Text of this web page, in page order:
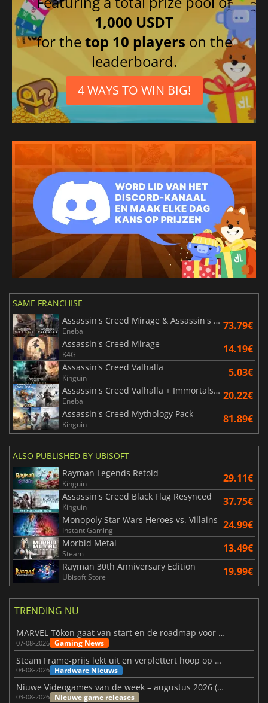
1,000 USDT
for thetop 10 players on the
leaderboard.
4 WAYS TO WIN BIG!
SAME FRANCHISE
Assassin's Creed Mirage & Assassin's Creed Valhalla Bundle
Eneba 73.79€
Assassin's Creed Mirage
K4G 14.19€
Assassin's Creed Valhalla
Kinguin 5.03€
Assassin's Creed Valhalla + Immortals Fenyx Rising Bundle
Eneba 20.22€
Assassin's Creed Mythology Pack
Kinguin 81.89€
ALSO PUBLISHED BY UBISOFT
Rayman Legends Retold
Kinguin 29.11€
Assassin's Creed Black Flag Resynced
Kinguin 37.75€
Monopoly Star Wars Heroes vs. Villains
Instant Gaming 24.99€
Morbid Metal
Steam 13.49€
Rayman 30th Anniversary Edition
Ubisoft Store 19.99€
TRENDING NU
MARVEL Tōkon gaat van start en de roadmap voor jaar 1 is bekendgemaakt
07-08-2026 Gaming News
Steam Frame-prijs lekt uit en verplettert hoop op betaalbare VR
04-08-2026 Hardware Nieuws
Niuwe Videogames van de week – augustus 2026 (week 32)
03-08-2026 Nieuwe game releases